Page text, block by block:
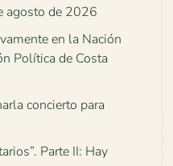
agosto de 2026
en la Nación
Política de Costa
concierto para
Parte II: Hay